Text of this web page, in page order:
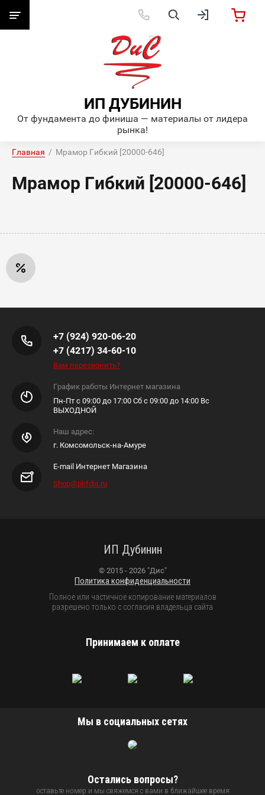
ИП ДУБИНИН
От фундамента до финиша — материалы от лидера
рынка!
Главная
  /  Мрамор Гибкий [20000-646]
Мрамор Гибкий [20000-646]
+7 (924) 920-06-20
+7 (4217) 34-60-10
Вам перезвонить?
График работы Интернет магазина
Пн-Пт с 09:00 до 17:00 Сб с 09:00 до 14:00 Вс
ВЫХОДНОЙ
Наш адрес:
г. Комсомольск-на-Амуре
E-mail Интернет Магазина
Shop@pkfdis.ru
ИП Дубинин
© 2015 - 2026 "Дис"
Политика конфиденциальности
Полное или частичное копирование материалов
разрешено только с согласия владельца сайта
Принимаем к оплате
Мы в социальных сетях
Остались вопросы?
оставьте номер и мы свяжемся с вами в ближайшее время